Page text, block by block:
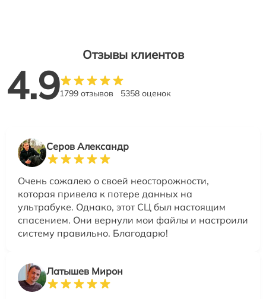
Отзывы клиентов
4.91799 отзывов 5358 оценок
Серов Александр
Очень сожалею о своей неосторожности,
которая привела к потере данных на
ультрабуке. Однако, этот СЦ был настоящим
спасением. Они вернули мои файлы и настроили
систему правильно. Благодарю!
Латышев Мирон